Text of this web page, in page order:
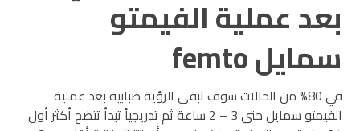
بعد عملية الفيمتو
سمايل femto
في 80% من الحالات سوف تبقى الرؤية ضبابية بعد عملية
الفيمتو سمايل حتى 3 – 2 ساعة ثم تدريجياً تبدأ تتضح أكثر أول